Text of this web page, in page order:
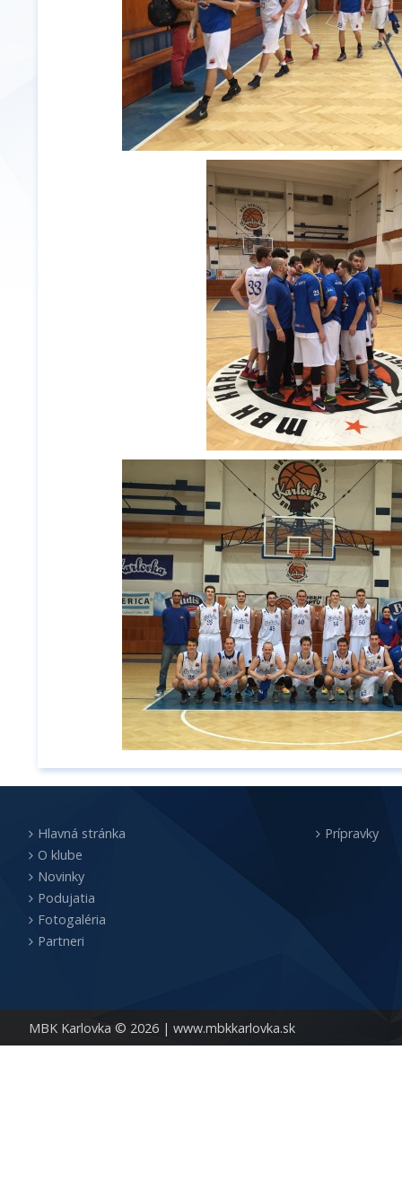
MBK Karlovka © 2026 | www.mbkkarlovka.sk
Hlavná stránka
O klube
Novinky
Podujatia
Fotogaléria
Partneri
Prípravky